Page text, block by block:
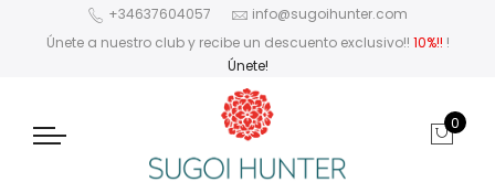
+34637604057
info@sugoihunter.com
Únete a nuestro club y recibe un descuento exclusivo!! 10%!! !
Únete!
0